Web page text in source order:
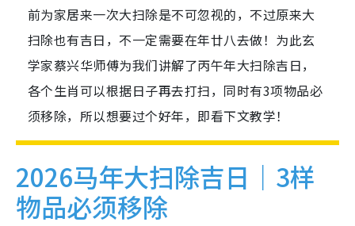
前为家居来一次大扫除是不可忽视的，不过原来大
扫除也有吉日，不一定需要在年廿八去做！为此玄
学家蔡兴华师傅为我们讲解了丙午年大扫除吉日，
各个生肖可以根据日子再去打扫，同时有3项物品必
须移除，所以想要过个好年，即看下文教学！
2026马年大扫除吉日｜3样
物品必须移除